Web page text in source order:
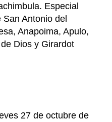
Especial
Antonio del
Anapoima, Apulo,
Dios y Girardot
27 de octubre de